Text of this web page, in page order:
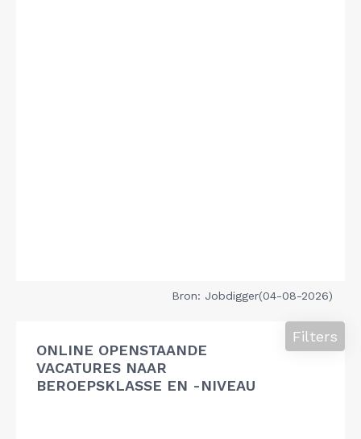
Bron: Jobdigger(04-08-2026)
ONLINE OPENSTAANDE
VACATURES NAAR
BEROEPSKLASSE EN -NIVEAU
Filters